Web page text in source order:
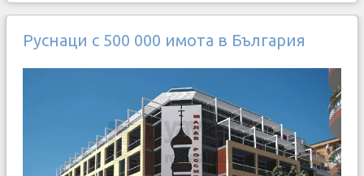
Руснаци с 500 000 имота в България